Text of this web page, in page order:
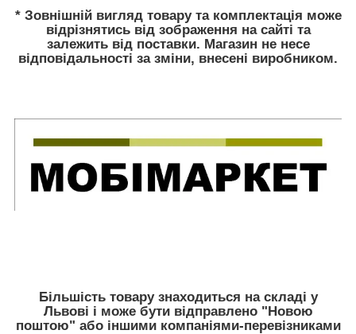
* Зовнішній вигляд товару та комплектація може
відрізнятись від зображення на сайті та
залежить від поставки. Магазин не несе
відповідальності за зміни, внесені виробником.
Більшість товару знаходиться на складі у
Львові і може бути відправлено "Новою
поштою" або іншими компаніями-перевізниками